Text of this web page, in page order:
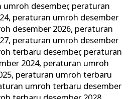
umroh desember, peraturan
, peraturan umroh desember
desember 2026, peraturan
, peraturan umroh desember
terbaru desember, peraturan
2024, peraturan umroh
, peraturan umroh terbaru
umroh terbaru desember